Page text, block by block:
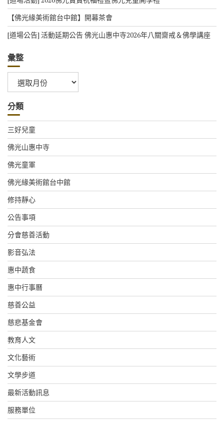
【佛光緣美術館台中館】開幕茶會
[道場公告] 活動延期公告 佛光山惠中寺2026年八關齋戒＆佛學講座
彙整
整
分類
三好兒童
佛光山惠中寺
佛光童軍
佛光緣美術館台中館
修持靜心
公告事項
分會慈善活動
影音弘法
惠中蔬食
惠中行事曆
慈善公益
慈悲基金會
教育人文
文化藝術
文學步道
最新活動訊息
服務單位